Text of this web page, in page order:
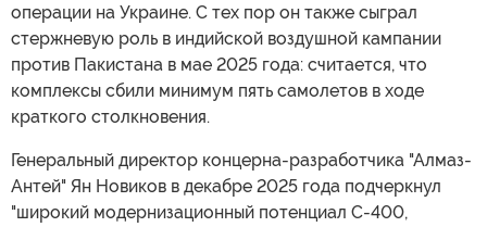
операции на Украине. С тех пор он также сыграл
стержневую роль в индийской воздушной кампании
против Пакистана в мае 2025 года: считается, что
комплексы сбили минимум пять самолетов в ходе
краткого столкновения.
Генеральный директор концерна-разработчика "Алмаз-
Антей" Ян Новиков в декабре 2025 года подчеркнул
"широкий модернизационный потенциал С-400,